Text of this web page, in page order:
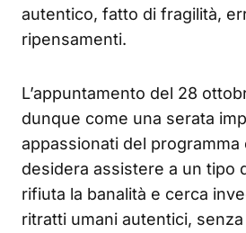
autentico, fatto di fragilità,
ripensamenti.
L’appuntamento del 28
dunque come una serata
appassionati del programma
desidera assistere a un tipo
rifiuta la banalità e cerca
ritratti umani autentici,